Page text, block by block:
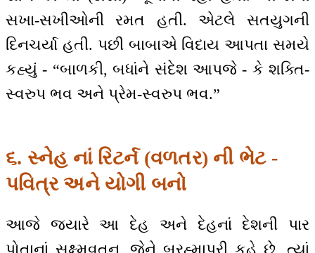
સખા-સખીઓની રમત હતી. એટલે સતયુગની
દિનચર્યા હતી. પછી બાબાએ વિદાય આપતા સમયે
કહ્યું - “બાળકી, બધાંને સંદેશ આપજે - કે શક્તિ-
સ્વરુપ ભવ અને પ્રેમ-સ્વરુપ ભવ.”
૬. સ્નેહ નાં રિટર્ન (વળતર) ની ભેટ -
પવિત્ર અને યોગી બનો
આજે જ્યારે આ દેહ અને દેહનાં દેશની પાર
પોતાનાં સૂક્ષ્મવતન, જેને બ્રહ્માપુરી કહે છે, ત્યાં